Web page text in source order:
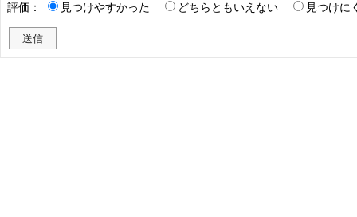
評価：
見つけやすかった どちらともいえない 見つけに